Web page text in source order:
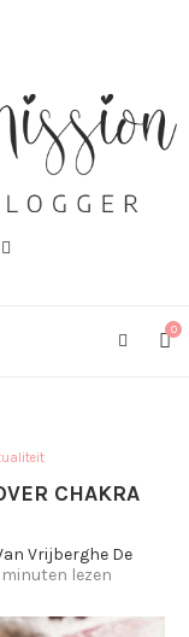
0
CHAKRA
Vrijberghe De
lezen